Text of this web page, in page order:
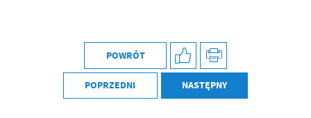
POWRÓT
POPRZEDNI NASTĘPNY